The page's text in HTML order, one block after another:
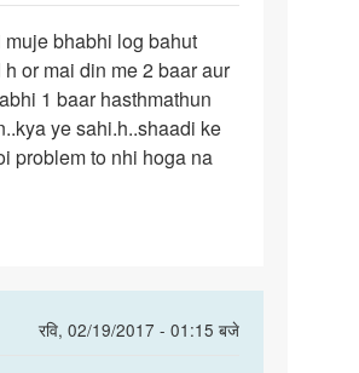
muje bhabhi log bahut
or mai din me 2 baar aur
1 baar hasthmathun
ye sahi.h..shaadi ke
problem to nhi hoga na
रवि, 02/19/2017 - 01:15 बजे